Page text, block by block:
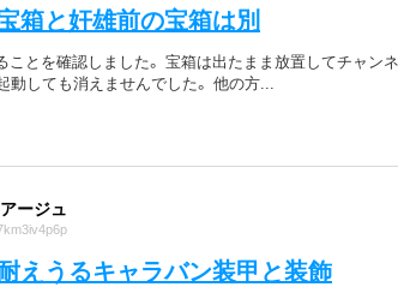
箱と奸雄前の宝箱は別
ことを確認しました。 宝箱は出たまま放置してチャン
動しても消えませんでした。 他の方...
ージュ
えうるキャラバン装甲と装飾